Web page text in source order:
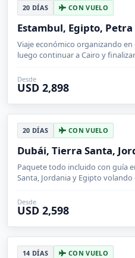
20 DÍAS CON VUELO
Estambul, Egipto,
Viaje económico organizando
luego continuar a Cairo y
Desde
USD 2,898
20 DÍAS CON VUELO
Dubái, Tierra Santa,
Paquete todo incluido con guía
Santa, Jordania y Egipto
Desde
USD 2,598
14 DÍAS CON VUELO